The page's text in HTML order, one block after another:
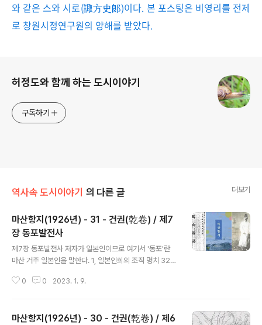
와 같은 스와 시로(諏方史郞)이다. 본 포스팅은 비영리를 전제
로 창원시정연구원의 양해를 받았다.
허정도와 함께 하는 도시이야기
구독하기
역사속 도시이야기 의 다른 글 더보기
마산항지(1926년) - 31 - 건권(乾卷) / 제7
장 동포발전사
제7장 동포발전사 저자가 일본인이므로 여기서 '동포'란
마산 거주 일본인을 말한다. 1, 일본인회의 조직 명치 32년
에 거류한 자는 야마모토 고조(山本好藏), 스미다 마사키
바라 하야조(松原早藏) 씨가 본거를 부산의 친형 마츠바
0 0 2023. 1. 9.
마산항지(1926년) - 30 - 건권(乾卷) / 제6